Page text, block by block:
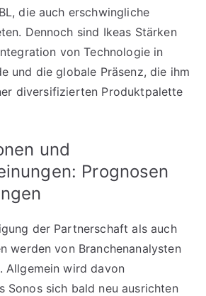
die auch erschwingliche
Dennoch sind Ikeas Stärken
von Technologie in
und die globale Präsenz, die ihm
diversifizierten Produktpalette
und
Prognosen
der Partnerschaft als auch
werden von Branchenanalysten
Allgemein wird davon
Sonos sich bald neu ausrichten